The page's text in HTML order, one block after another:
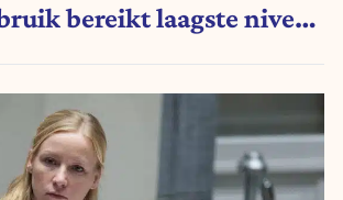
bereikt laagste niveau